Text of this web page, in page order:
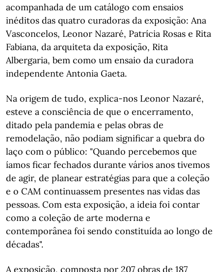
acompanhada de um catálogo com ensaios
inéditos das quatro curadoras da exposição: Ana
Vasconcelos, Leonor Nazaré, Patrícia Rosas e Rita
Fabiana, da arquiteta da exposição, Rita
Albergaria, bem como um ensaio da curadora
independente Antonia Gaeta.
Na origem de tudo, explica-nos Leonor Nazaré,
esteve a consciência de que o encerramento,
ditado pela pandemia e pelas obras de
remodelação, não podiam significar a quebra do
laço com o público: "Quando percebemos que
íamos ficar fechados durante vários anos tivemos
de agir, de planear estratégias para que a coleção
e o CAM continuassem presentes nas vidas das
pessoas. Com esta exposição, a ideia foi contar
como a coleção de arte moderna e
contemporânea foi sendo constituída ao longo de
décadas".
A exposição, composta por 207 obras de 187